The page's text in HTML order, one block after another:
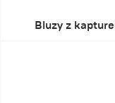
Bluzy z